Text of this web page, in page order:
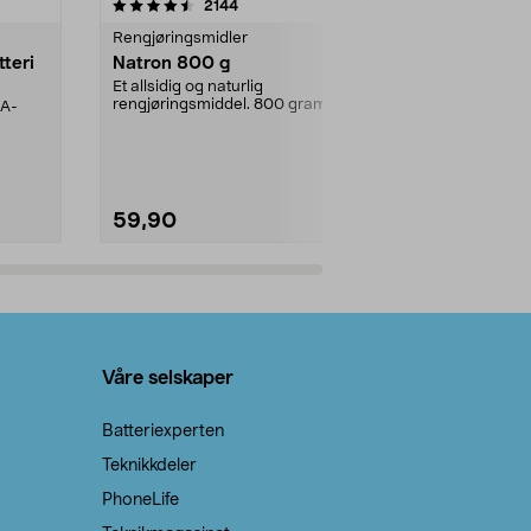
2144anmeldelser
Rengjøringsmidler
Natron 800 g
Et allsidig og naturlig
rengjøringsmiddel. 800 gram
59,90
4.0av 5 stjerner
Våre selskaper
Batteriexperten
Teknikkdeler
PhoneLife